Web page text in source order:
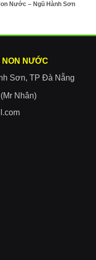
Nước – Ngũ Hành Sơn
NƯỚC
Sơn, TP Đà Nẵng
Nhân)